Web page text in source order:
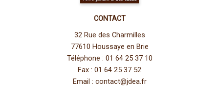
CONTACT
32 Rue des Charmilles
77610 Houssaye en Brie
Téléphone : 01 64 25 37 10
Fax : 01 64 25 37 52
Email : contact@jdea.fr